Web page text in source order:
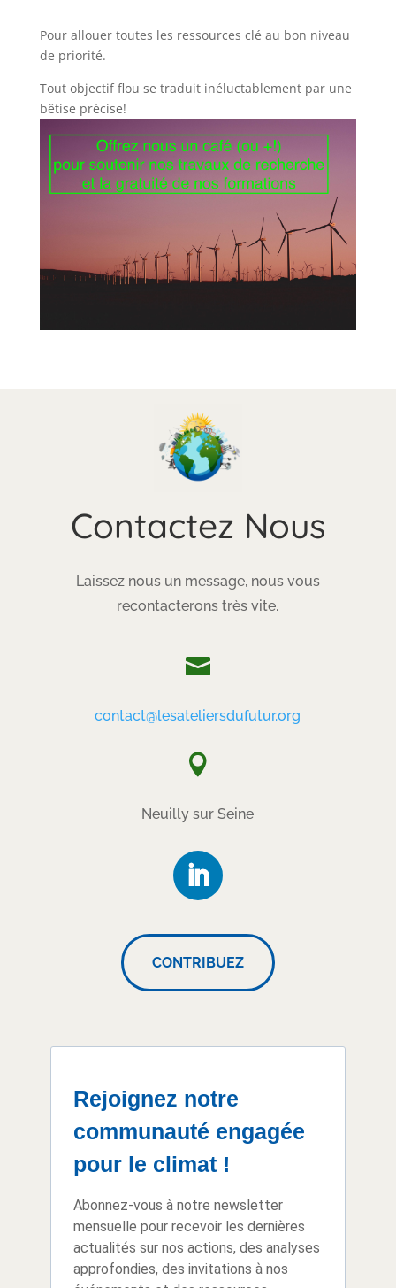
Pour allouer toutes les ressources clé au bon niveau
de priorité.
Tout objectif flou se traduit inéluctablement par une
bêtise précise!
Contactez Nous
Laissez nous un message, nous vous
recontacterons très vite.

contact@lesateliersdufutur.org

Neuilly sur Seine
CONTRIBUEZ
Rejoignez notre
communauté engagée
pour le climat !
Abonnez-vous à notre newsletter
mensuelle pour recevoir les dernières
actualités sur nos actions, des analyses
approfondies, des invitations à nos